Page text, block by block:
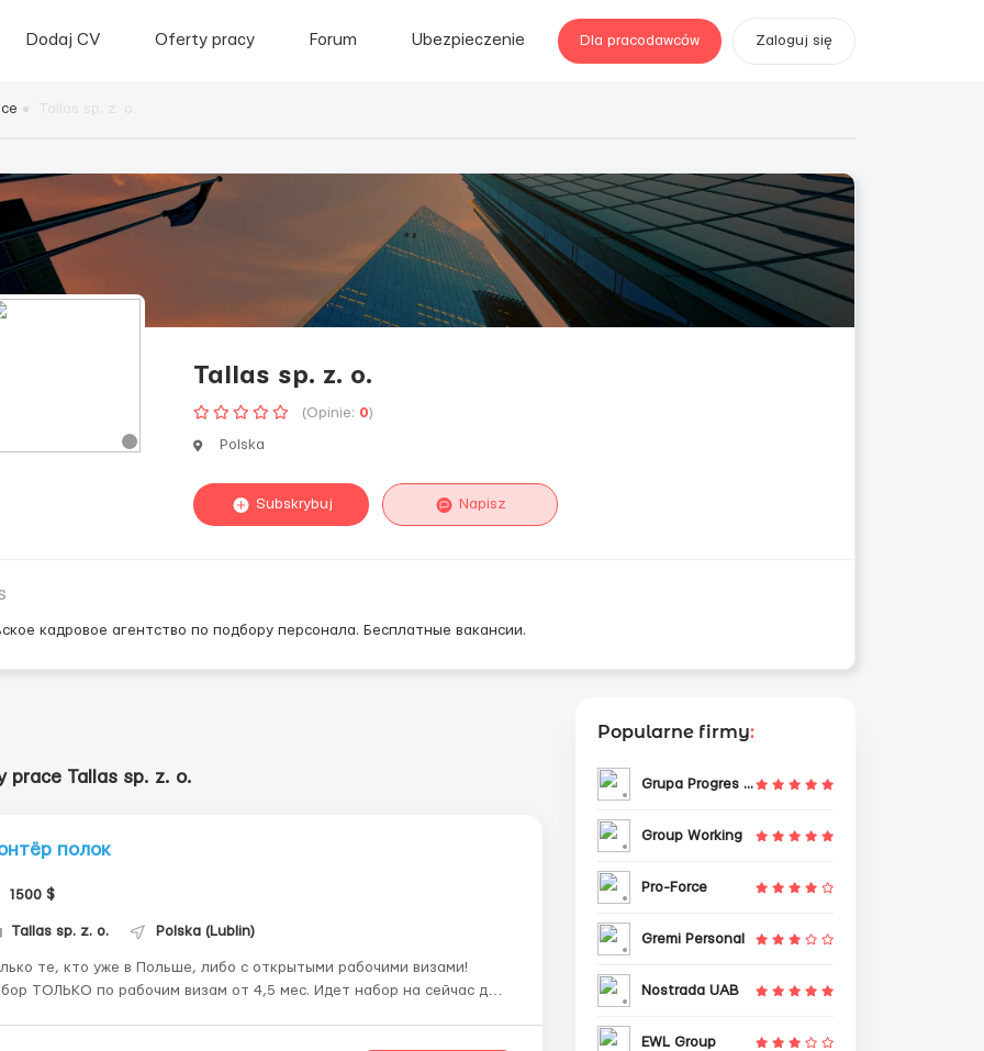
Dodaj CV Oferty pracy Forum Ubezpieczenie Dla pracodawców Zaloguj się
Tallas sp. z. o.
(Opinie: 0)
Polska
Subskrybuj Napisz
кадровое агентство по подбору персонала. Бесплатные вакансии.
prace Tallas sp. z. o.
полок
1500 $
Tallas sp. z. o. Polska (Lublin)
те, кто уже в Польше, либо с открытыми рабочими визами!
ТОЛЬКО по рабочим визам от 4,5 мес. Идет набор на сейчас для
Popularne firmy:
Grupa Progres Sp. z o.o.
Group Working
Pro-Force
Gremi Personal
Nostrada UAB
EWL Group